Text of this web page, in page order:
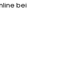
bei